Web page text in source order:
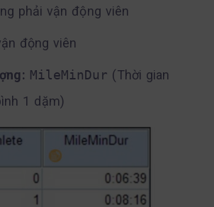
phải vận động viên
động viên
MileMinDur (Thời gian
1 dặm)